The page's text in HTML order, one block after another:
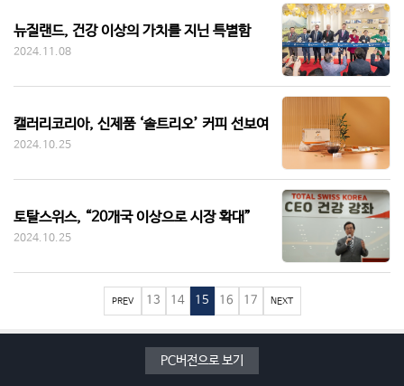
뉴질랜드, 건강 이상의 가치를 지닌 특별함
2024.11.08
캘러리코리아, 신제품 ‘솔트리오’ 커피 선보여
2024.10.25
토탈스위스, “20개국 이상으로 시장 확대”
2024.10.25
PREV 13 14 15 16 17 NEXT
PC버전으로 보기